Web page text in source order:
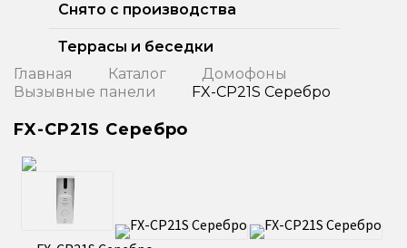
Снято с производства
Террасы и беседки
Главная
Каталог
Домофоны
Вызывные панели
FX-CP21S Серебро
FX-CP21S Серебро